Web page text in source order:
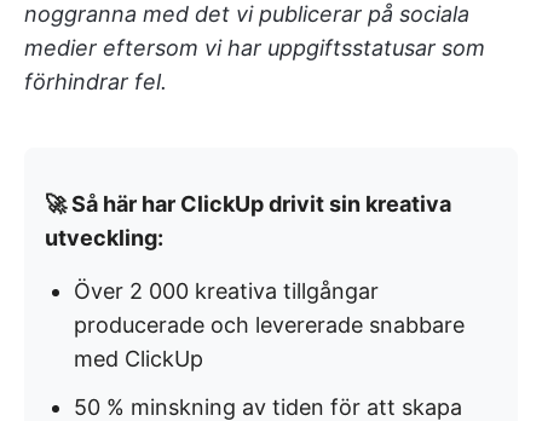
noggranna med det vi publicerar på sociala
medier eftersom vi har uppgiftsstatusar som
förhindrar fel.
🚀 Så här har ClickUp drivit sin kreativa
utveckling:
Över 2 000 kreativa tillgångar
producerade och levererade snabbare
med ClickUp
50 % minskning av tiden för att skapa